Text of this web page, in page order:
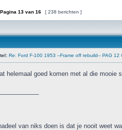
Pagina 13 van 16 [ 238 berichten ]
Re: Ford F-100 1953 --Frame off rebuild-- PAG 12
helemaal goed komen met al die mooie
van niks doen is dat je nooit weet